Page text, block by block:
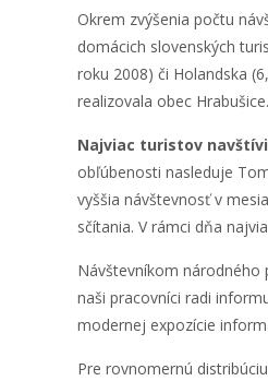
Okrem zvýšenia počtu
domácich slovenských
roku 2008) či Holandska
realizovala obec
Najviac turistov
obľúbenosti nasleduje
vyššia návštevnosť v
sčítania. V rámci dňa
Návštevníkom národného
naši pracovníci radi
modernej expozície
Pre rovnomernú